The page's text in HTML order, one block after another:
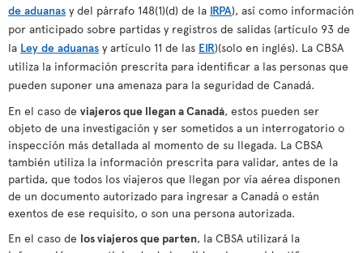
de aduanas y del párrafo 148(1)(d) de la IRPA), así como información
por anticipado sobre partidas y registros de salidas (artículo 93 de
la Ley de aduanas y artículo 11 de las EIR)(solo en inglés). La CBSA
utiliza la información prescrita para identificar a las personas que
pueden suponer una amenaza para la seguridad de Canadá.
En el caso de viajeros que llegan a Canadá, estos pueden ser
objeto de una investigación y ser sometidos a un interrogatorio o
inspección más detallada al momento de su llegada. La CBSA
también utiliza la información prescrita para validar, antes de la
partida, que todos los viajeros que llegan por vía aérea disponen
de un documento autorizado para ingresar a Canadá o están
exentos de ese requisito, o son una persona autorizada.
En el caso de los viajeros que parten, la CBSA utilizará la